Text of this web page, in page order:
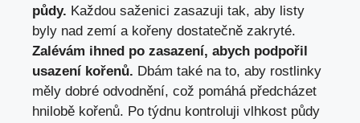
půdy. Každou saženici zasazuji tak, aby listy
byly nad zemí a kořeny dostatečně zakryté.
Zalévám ihned po zasazení, abych podpořil
usazení kořenů. Dbám také na to, aby rostlinky
měly dobré odvodnění, což pomáhá předcházet
hnilobě kořenů. Po týdnu kontroluji vlhkost půdy